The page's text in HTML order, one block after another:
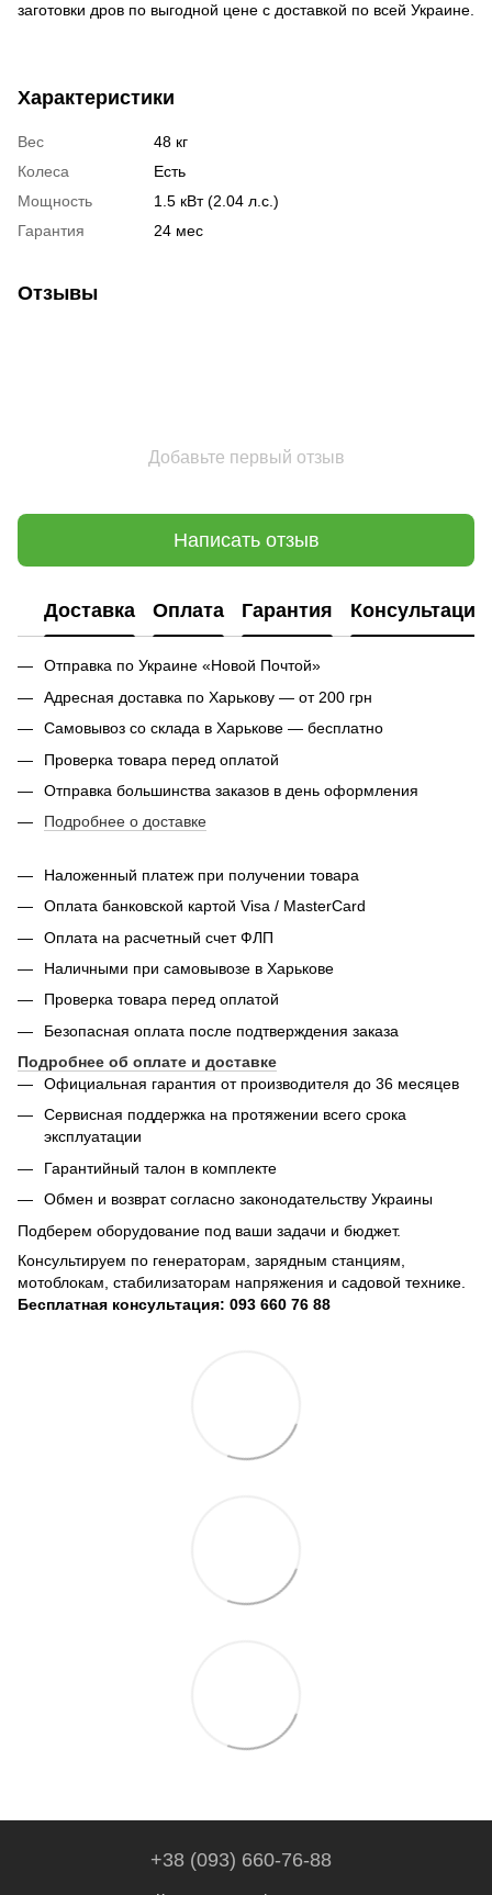
заготовки дров по выгодной цене с доставкой по всей Украине.
Характеристики
Вес
48 кг
Колеса
Есть
Мощность
1.5 кВт (2.04 л.с.)
Гарантия
24 мес
Отзывы
Добавьте первый отзыв
Написать отзыв
Доставка Оплата Гарантия Консультация
Отправка по Украине «Новой Почтой»
Адресная доставка по Харькову — от 200 грн
Самовывоз со склада в Харькове — бесплатно
Проверка товара перед оплатой
Отправка большинства заказов в день оформления
Подробнее о доставке
Наложенный платеж при получении товара
Оплата банковской картой Visa / MasterCard
Оплата на расчетный счет ФЛП
Наличными при самовывозе в Харькове
Проверка товара перед оплатой
Безопасная оплата после подтверждения заказа
Подробнее об оплате и доставке
Официальная гарантия от производителя до 36 месяцев
Сервисная поддержка на протяжении всего срока
эксплуатации
Гарантийный талон в комплекте
Обмен и возврат согласно законодательству Украины
Подберем оборудование под ваши задачи и бюджет.
Консультируем по генераторам, зарядным станциям,
мотоблокам, стабилизаторам напряжения и садовой технике.
Бесплатная консультация: 093 660 76 88
+38 (093) 660-76-88